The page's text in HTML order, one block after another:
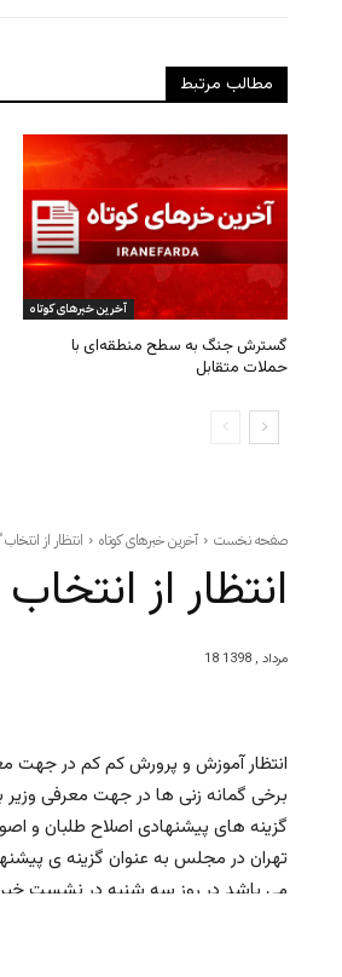
مطالب مرتبط
آخرین خبرهای کوتاه
گسترش جنگ به سطح منطقه‌ای با
حملات متقابل